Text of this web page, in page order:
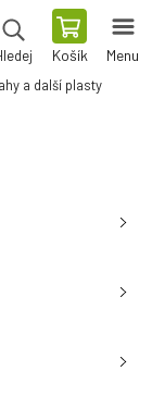
Košík Menu
a další plasty